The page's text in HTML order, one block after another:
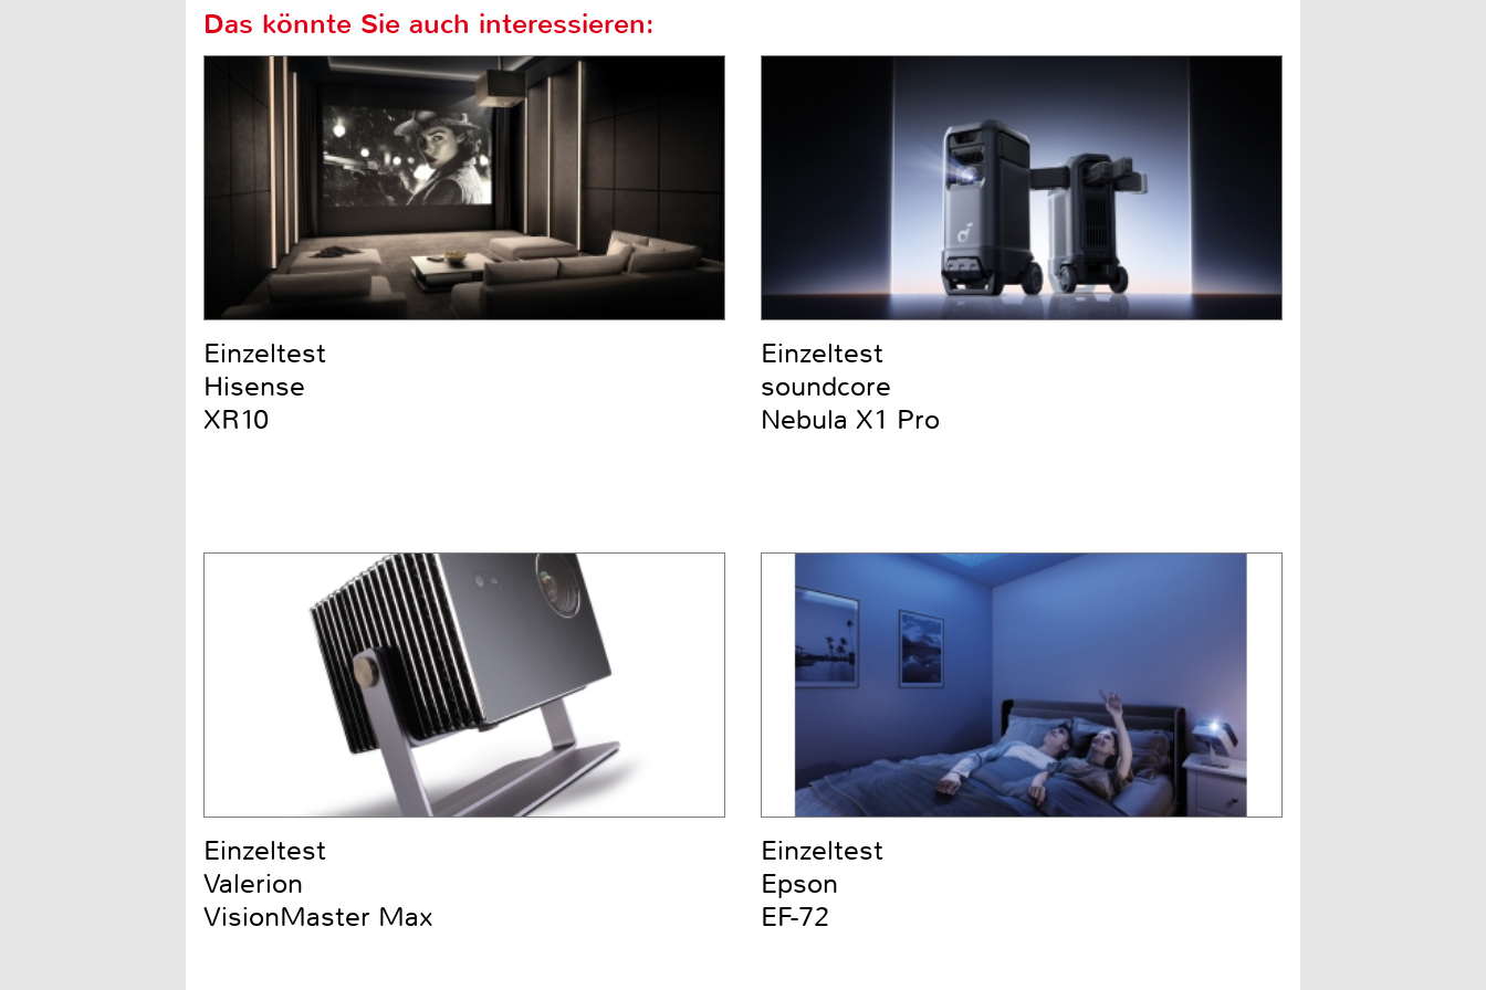
Das könnte Sie auch interessieren:
Einzeltest
Hisense
XR10
Einzeltest
soundcore
Nebula X1 Pro
Einzeltest
Valerion
VisionMaster Max
Einzeltest
Epson
EF-72